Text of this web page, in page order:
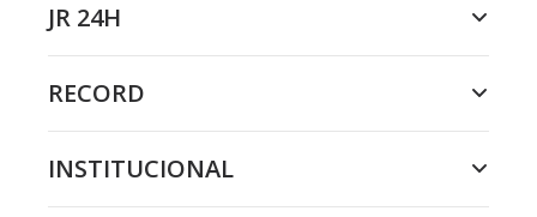
JR 24H
RECORD
INSTITUCIONAL